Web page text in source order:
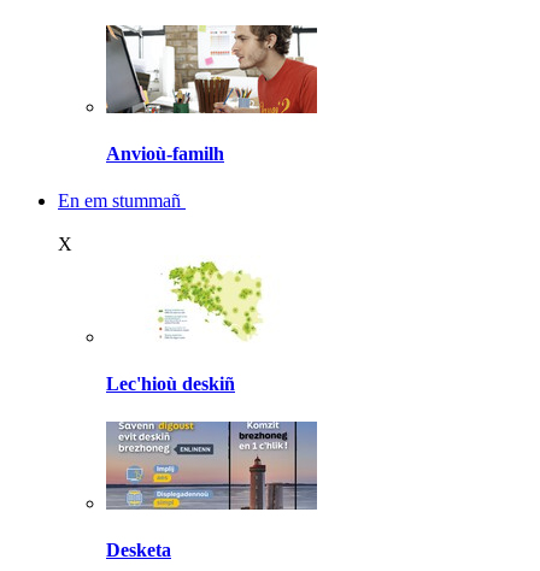
Anvioù-familh
En em stummañ
X
Lec'hioù deskiñ
Desketa